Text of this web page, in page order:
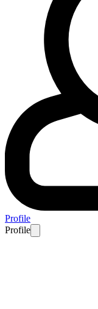
Profile
Profile